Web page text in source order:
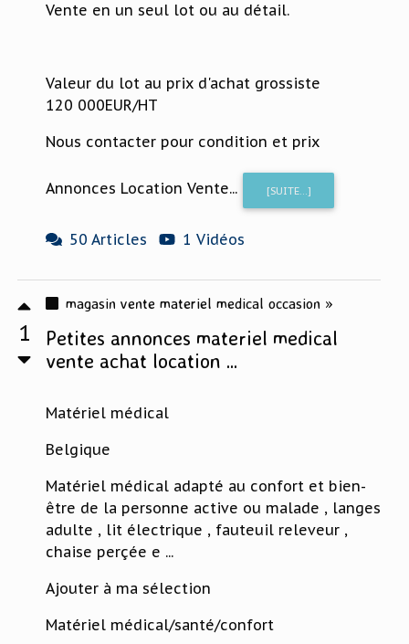
Vente en un seul lot ou au détail.
Valeur du lot au prix d'achat grossiste
120 000EUR/HT
Nous contacter pour condition et prix
Annonces Location Vente... [SUITE...]
50 Articles 1 Vidéos
1
magasin vente materiel medical occasion »
Petites annonces materiel medical
vente achat location ...
Matériel médical
Belgique
Matériel médical adapté au confort et bien-
être de la personne active ou malade , langes
adulte , lit électrique , fauteuil releveur ,
chaise perçée e ...
Ajouter à ma sélection
Matériel médical/santé/confort